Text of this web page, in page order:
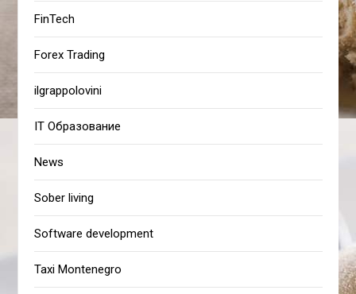
FinTech
Forex Trading
ilgrappolovini
IT Образование
News
Sober living
Software development
Taxi Montenegro